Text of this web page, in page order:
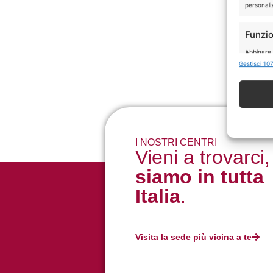
Gestisci
I NOSTRI CENTRI
Vieni a trovarci,
siamo in tutta
Italia.
Visita la sede più vicina a te